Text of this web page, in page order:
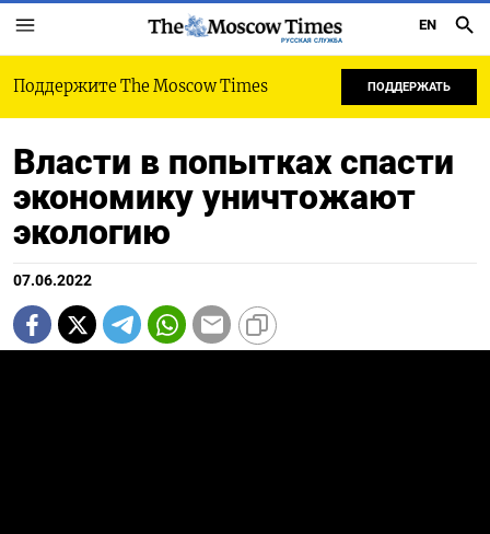
РУССКАЯ СЛУЖБА
EN
Поддержите The Moscow Times ПОДДЕРЖАТЬ
Власти в попытках спасти
экономику уничтожают
экологию
07.06.2022